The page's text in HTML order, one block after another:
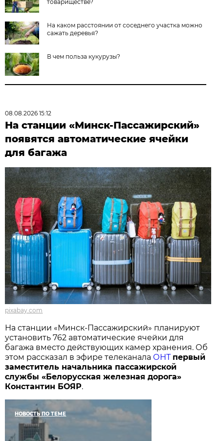
товариществе?
На каком расстоянии от соседнего участка можно
сажать деревья?
В чем польза кукурузы?
08.08.2026 15:12
На станции «Минск-Пассажирский»
появятся автоматические ячейки
для багажа
pixabay.com
На станции «Минск-Пассажирский» планируют
установить 762 автоматические ячейки для
багажа вместо действующих камер хранения. Об
этом рассказал в эфире телеканала ОНТ первый
заместитель начальника пассажирской
службы «Белорусская железная дорога»
Константин БОЯР.
НОВОСТЬ ПО ТЕМЕ